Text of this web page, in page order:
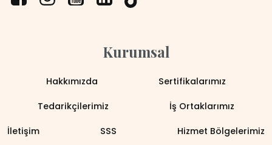
Kurumsal
Hakkımızda Sertifikalarımız
Tedarikçilerimiz İş Ortaklarımız
İletişim SSS Hizmet Bölgelerimiz